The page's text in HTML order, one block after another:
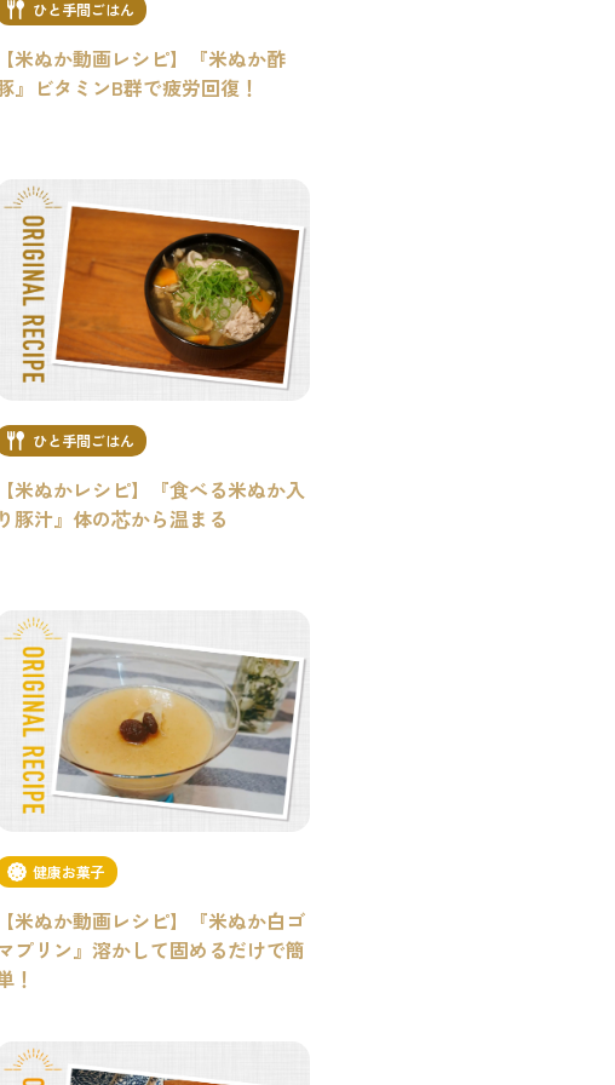
ひと手間ごはん
【米ぬか動画レシピ】『米ぬか酢
』ビタミンB群で疲労回復！
ひと手間ごはん
【米ぬかレシピ】『食べる米ぬか入
り豚汁』体の芯から温まる
健康お菓子
【米ぬか動画レシピ】『米ぬか白ゴ
プリン』溶かして固めるだけで簡
！